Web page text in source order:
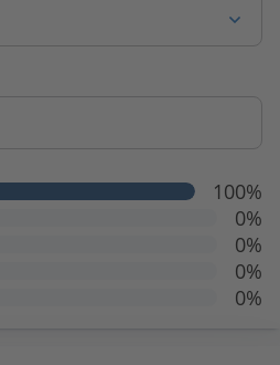
100%
0%
0%
0%
0%